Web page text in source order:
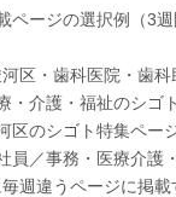
ページの選択例（3
区・歯科医院・歯科
・介護・福祉のシゴ
区のシゴト特集ペー
員／事務・医療介護
毎週違うページに掲